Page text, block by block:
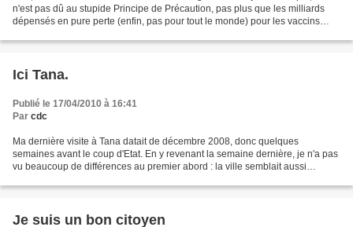
n'est pas dû au stupide Principe de Précaution, pas plus que les milliards
dépensés en pure perte (enfin, pas pour tout le monde) pour les vaccins
Ici Tana.
Publié le 17/04/2010 à 16:41
Par cdc
Ma dernière visite à Tana datait de décembre 2008, donc quelques
semaines avant le coup d'Etat. En y revenant la semaine dernière, je n'a pas
vu beaucoup de différences au premier abord : la ville semblait aussi
Je suis un bon citoyen